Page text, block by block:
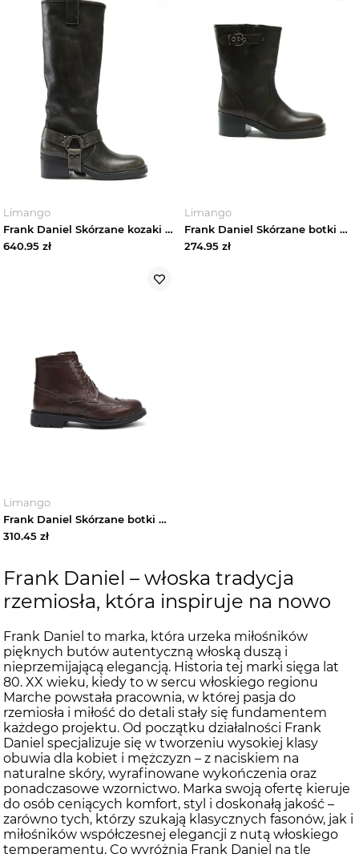
Limango
Frank Daniel Skórzane kozaki w kolorze czarnym rozmiar: 38
640.95 zł
Limango
Frank Daniel Skórzane botki w kolorze brązowym rozmiar: 40
274.95 zł
Limango
Frank Daniel Skórzane botki w kolorze brązowym rozmiar: 40
310.45 zł
Frank Daniel – włoska tradycja
rzemiosła, która inspiruje na nowo
Frank Daniel to marka, która urzeka miłośników
pięknych butów autentyczną włoską duszą i
nieprzemijającą elegancją. Historia tej marki sięga lat
80. XX wieku, kiedy to w sercu włoskiego regionu
Marche powstała pracownia, w której pasja do
rzemiosła i miłość do detali stały się fundamentem
każdego projektu. Od początku działalności Frank
Daniel specjalizuje się w tworzeniu wysokiej klasy
obuwia dla kobiet i mężczyzn – z naciskiem na
naturalne skóry, wyrafinowane wykończenia oraz
ponadczasowe wzornictwo. Marka swoją ofertę kieruje
do osób ceniących komfort, styl i doskonałą jakość –
zarówno tych, którzy szukają klasycznych fasonów, jak i
miłośników współczesnej elegancji z nutą włoskiego
temperamentu. Co wyróżnia Frank Daniel na tle